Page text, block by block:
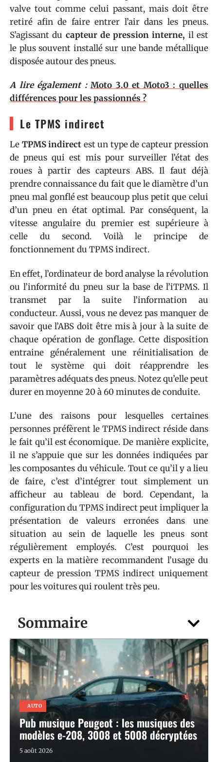
Sommaire
AUTO
Pub musique Peugeot : les musiques des
modèles e-208, 3008 et 5008 décryptées
5 août 2026
valve tout comme celui passant, mais doit être
retiré afin de faire entrer l’air dans les pneus.
S’agissant du capteur de pression interne, il est
le plus souvent installé sur une bande métallique
disposée autour des pneus.
A lire également : Moto 3.0 et Moto3 : quelles
différences pour les passionnés ?
Le TPMS indirect
Le TPMS indirect est un type de capteur pression
de pneus qui est mis pour surveiller l’état des
roues à partir des capteurs ABS. Il faut déjà
prendre connaissance du fait que le diamètre d’un
pneu mal gonflé est beaucoup plus petit que celui
d’un pneu en état optimal. Par conséquent, la
vitesse angulaire du premier est supérieure à
celle du second. Voilà le principe de
fonctionnement du TPMS indirect.
En effet, l’ordinateur de bord analyse la révolution
ou l’informité du pneu sur la base de l’iTPMS. Il
transmet par la suite l’information au
conducteur. Aussi, vous ne devez pas manquer de
savoir que l’ABS doit être mis à jour à la suite de
chaque opération de gonflage. Cette disposition
entraine généralement une réinitialisation de
tout le système qui doit réapprendre les
paramètres adéquats des pneus. Notez qu’elle peut
durer en moyenne 20 à 60 minutes de conduite.
L’une des raisons pour lesquelles certaines
personnes préfèrent le TPMS indirect réside dans
le fait qu’il est économique. De manière explicite,
il ne s’appuie que sur les données indiquées par
les composantes du véhicule. Tout ce qu’il y a lieu
de faire, c’est d’intégrer tout simplement un
afficheur au tableau de bord. Cependant, la
configuration du TPMS indirect peut impliquer la
présentation de valeurs erronées dans une
situation au sein de laquelle les pneus sont
régulièrement employés. C’est pourquoi les
experts en la matière recommandent l’usage du
capteur de pression TPMS indirect uniquement
pour les voitures qui roulent très peu.